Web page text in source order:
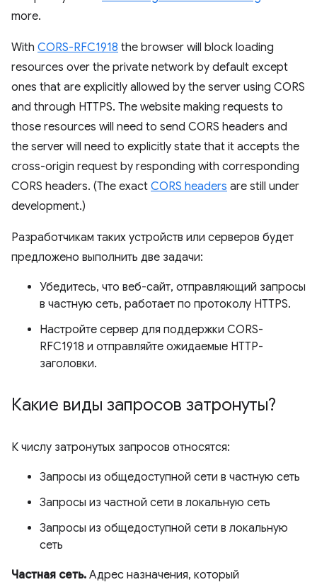
more.
With CORS-RFC1918 the browser will block loading
resources over the private network by default except
ones that are explicitly allowed by the server using CORS
and through HTTPS. The website making requests to
those resources will need to send CORS headers and
the server will need to explicitly state that it accepts the
cross-origin request by responding with corresponding
CORS headers. (The exact CORS headers are still under
development.)
Разработчикам таких устройств или серверов будет
предложено выполнить две задачи:
Убедитесь, что веб-сайт, отправляющий запросы
в частную сеть, работает по протоколу HTTPS.
Настройте сервер для поддержки CORS-
RFC1918 и отправляйте ожидаемые HTTP-
заголовки.
Какие виды запросов затронуты?
К числу затронутых запросов относятся:
Запросы из общедоступной сети в частную сеть
Запросы из частной сети в локальную сеть
Запросы из общедоступной сети в локальную
сеть
Частная сеть. Адрес назначения, который